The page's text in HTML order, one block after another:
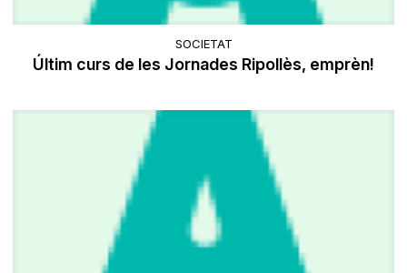
SOCIETAT
Últim curs de les Jornades Ripollès, emprèn!